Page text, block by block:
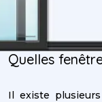
Quelles
Il existe